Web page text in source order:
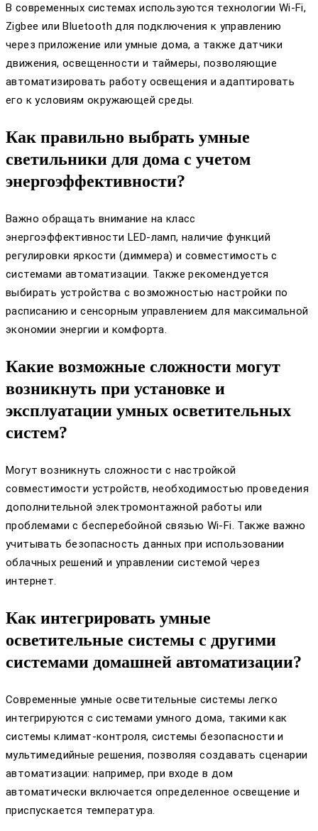
В современных системах используются технологии Wi-Fi,
Zigbee или Bluetooth для подключения к управлению
через приложение или умные дома, а также датчики
движения, освещенности и таймеры, позволяющие
автоматизировать работу освещения и адаптировать
его к условиям окружающей среды.
Как правильно выбрать умные
светильники для дома с учетом
энергоэффективности?
Важно обращать внимание на класс
энергоэффективности LED-ламп, наличие функций
регулировки яркости (диммера) и совместимость с
системами автоматизации. Также рекомендуется
выбирать устройства с возможностью настройки по
расписанию и сенсорным управлением для максимальной
экономии энергии и комфорта.
Какие возможные сложности могут
возникнуть при установке и
эксплуатации умных осветительных
систем?
Могут возникнуть сложности с настройкой
совместимости устройств, необходимостью проведения
дополнительной электромонтажной работы или
проблемами с бесперебойной связью Wi-Fi. Также важно
учитывать безопасность данных при использовании
облачных решений и управлении системой через
интернет.
Как интегрировать умные
осветительные системы с другими
системами домашней автоматизации?
Современные умные осветительные системы легко
интегрируются с системами умного дома, такими как
системы климат-контроля, системы безопасности и
мультимедийные решения, позволяя создавать сценарии
автоматизации: например, при входе в дом
автоматически включается определенное освещение и
приспускается температура.